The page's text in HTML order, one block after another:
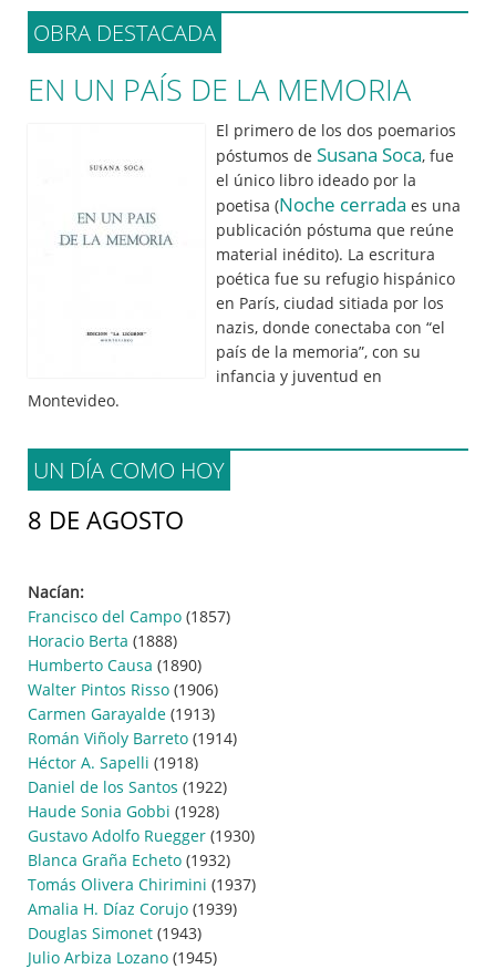
OBRA DESTACADA
EN UN PAÍS DE LA MEMORIA
El primero de los dos poemarios
póstumos de Susana Soca, fue
el único libro ideado por la
poetisa (Noche cerrada es una
publicación póstuma que reúne
material inédito). La escritura
poética fue su refugio hispánico
en París, ciudad sitiada por los
nazis, donde conectaba con “el
país de la memoria”, con su
infancia y juventud en
Montevideo.
UN DÍA COMO HOY
8 DE AGOSTO
Nacían:
Francisco del Campo (1857)
Horacio Berta (1888)
Humberto Causa (1890)
Walter Pintos Risso (1906)
Carmen Garayalde (1913)
Román Viñoly Barreto (1914)
Héctor A. Sapelli (1918)
Daniel de los Santos (1922)
Haude Sonia Gobbi (1928)
Gustavo Adolfo Ruegger (1930)
Blanca Graña Echeto (1932)
Tomás Olivera Chirimini (1937)
Amalia H. Díaz Corujo (1939)
Douglas Simonet (1943)
Julio Arbiza Lozano (1945)